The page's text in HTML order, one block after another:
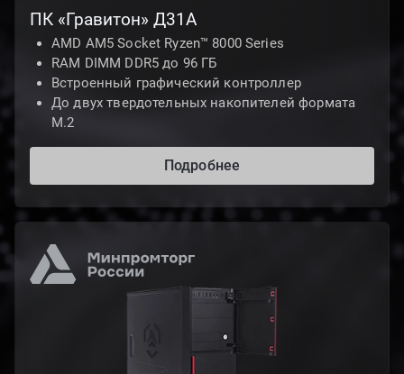
ПК «Гравитон» Д31А
AMD AM5 Socket Ryzen™ 8000 Series
RAM DIMM DDR5 до 96 ГБ
Встроенный графический контроллер
До двух твердотельных накопителей формата
М.2
Подробнее